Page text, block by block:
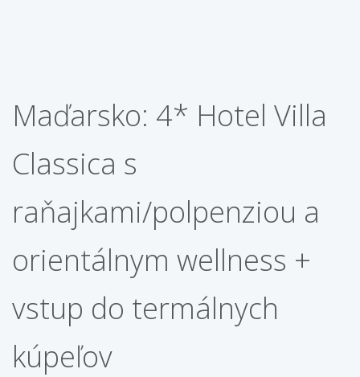
Maďarsko: 4* Hotel Villa
Classica s
raňajkami/polpenziou a
orientálnym wellness +
vstup do termálnych
kúpeľov